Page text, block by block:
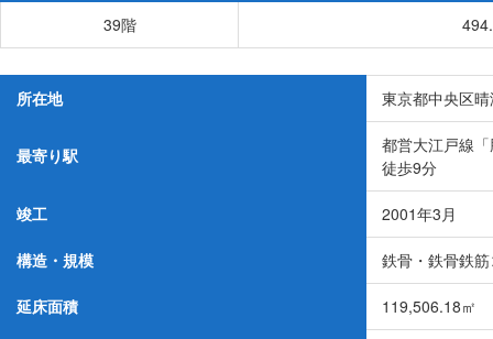
39階
所在地 東京都中央区
最寄り駅
都営大江戸線
徒歩9分
竣工 2001年3月
構造・規模 鉄骨・鉄骨鉄
延床面積 119,506.18㎡